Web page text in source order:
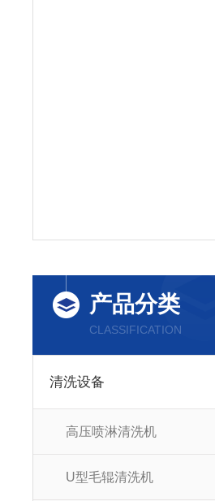
产品分类
CLASSIFICATION
清洗设备
高压喷淋清洗机
U型毛辊清洗机